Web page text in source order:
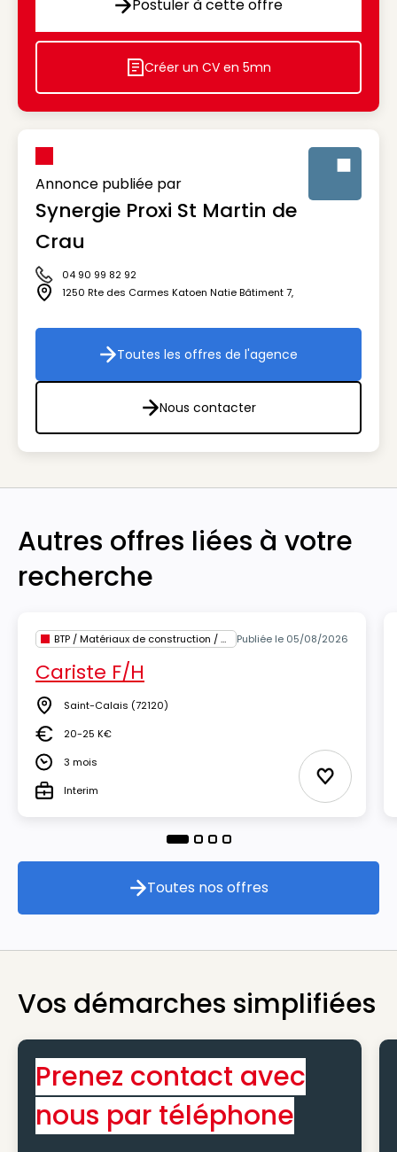
Postuler à cette offre
Postuler à cette offre
Icon decorative
Créer un CV en 5mn
Annonce publiée par
Synergie Proxi St Martin de
Crau
Icône téléphone
04 90 99 82 92
Icône adresse
1250 Rte des Carmes Katoen Natie Bâtiment 7,
Toutes les offres de l'agence
Toutes les offres de l'agence
Nous contacter
Nous contacter
Autres offres liées à votre
recherche
BTP / Matériaux de construction / Architecture Publiée le 05/08/2026
Cariste F/H
Lieu Saint-Calais (72120)
Salaire20-25 K€
Durée3 mois
TypeInterim Ajouter
Toutes nos offres
Toutes nos offres
Vos démarches simplifiées
Prenez contact avec
nous par téléphone